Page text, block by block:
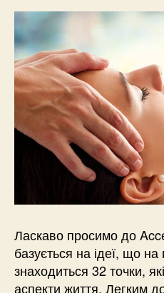
Ласкаво просимо до
базується на ідеї, що
знаходиться 32 точки,
аспекти життя. Легким